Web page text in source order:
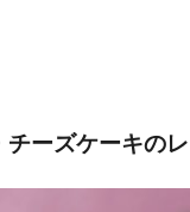
チーズケーキの